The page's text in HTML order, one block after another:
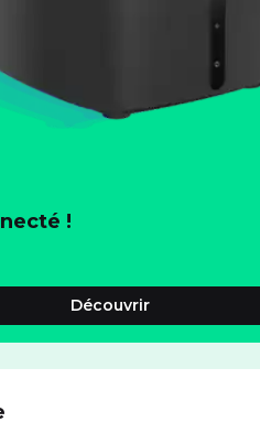
!
Découvrir